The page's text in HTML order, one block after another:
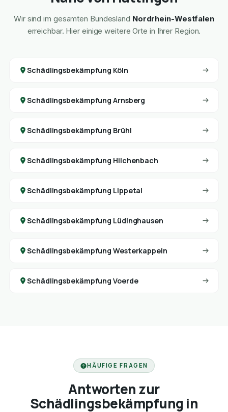
Wir sind im gesamten Bundesland Nordrhein-Westfalen
erreichbar. Hier einige weitere Orte in Ihrer Region.
Schädlingsbekämpfung Köln
Schädlingsbekämpfung Arnsberg
Schädlingsbekämpfung Brühl
Schädlingsbekämpfung Hilchenbach
Schädlingsbekämpfung Lippetal
Schädlingsbekämpfung Lüdinghausen
Schädlingsbekämpfung Westerkappeln
Schädlingsbekämpfung Voerde
HÄUFIGE FRAGEN
Antworten zur
Schädlingsbekämpfung in